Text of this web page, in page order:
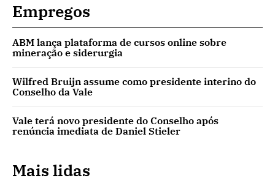
Empregos
ABM lança plataforma de cursos online sobre
mineração e siderurgia
Wilfred Bruijn assume como presidente interino do
Conselho da Vale
Vale terá novo presidente do Conselho após
renúncia imediata de Daniel Stieler
Mais lidas